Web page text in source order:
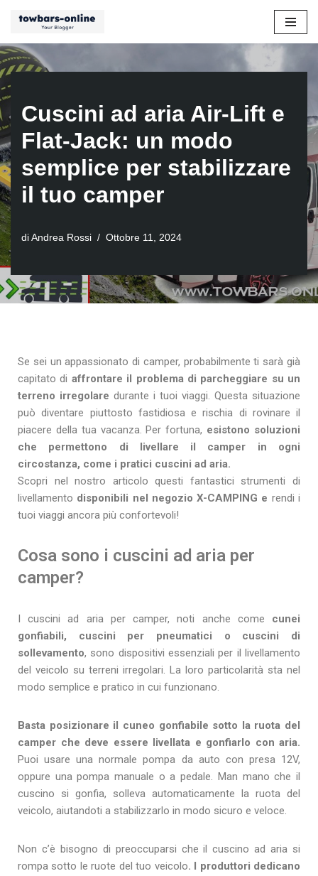
al
contenuto
Cuscini ad aria Air-Lift e
Flat-Jack: un modo
semplice per stabilizzare
il tuo camper
di Andrea Rossi Ottobre 11, 2024
Se sei un appassionato di camper, probabilmente ti sarà già
capitato di affrontare il problema di parcheggiare su un
terreno irregolare durante i tuoi viaggi. Questa situazione
può diventare piuttosto fastidiosa e rischia di rovinare il
piacere della tua vacanza. Per fortuna, esistono soluzioni
che permettono di livellare il camper in ogni
circostanza, come i pratici cuscini ad aria.
Scopri nel nostro articolo questi fantastici strumenti di
livellamento disponibili nel negozio X-CAMPING e rendi i
tuoi viaggi ancora più confortevoli!
Cosa sono i cuscini ad aria per
camper?
I cuscini ad aria per camper, noti anche come cunei
gonfiabili, cuscini per pneumatici o cuscini di
sollevamento, sono dispositivi essenziali per il livellamento
del veicolo su terreni irregolari. La loro particolarità sta nel
modo semplice e pratico in cui funzionano.
Basta posizionare il cuneo gonfiabile sotto la ruota del
camper che deve essere livellata e gonfiarlo con aria.
Puoi usare una normale pompa da auto con presa 12V,
oppure una pompa manuale o a pedale. Man mano che il
cuscino si gonfia, solleva automaticamente la ruota del
veicolo, aiutandoti a stabilizzarlo in modo sicuro e veloce.
Non c’è bisogno di preoccuparsi che il cuscino ad aria si
rompa sotto le ruote del tuo veicolo. I produttori dedicano